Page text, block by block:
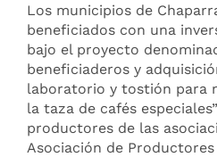
Los municipios de
beneficiados con una
bajo el proyecto
beneficiaderos y
laboratorio y tostión para
la taza de cafés
productores de las
Asociación de